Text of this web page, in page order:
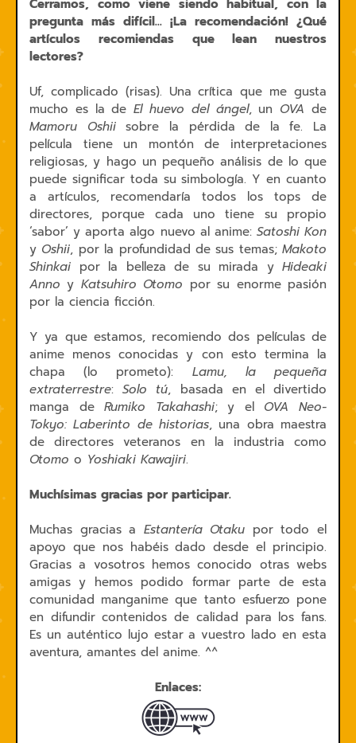
Cerramos, como viene siendo habitual, con la
pregunta más difícil... ¡La recomendación! ¿Qué
artículos recomiendas que lean nuestros
lectores?
Uf, complicado (risas). Una crítica que me gusta
mucho es la deEl huevo del ángel, un OVA de
Mamoru Oshiisobre la pérdida de la fe. La
película tiene un montón de interpretaciones
religiosas, y hago un pequeño análisis de lo que
puede significar toda su simbología. Y en cuanto
a artículos, recomendaría todos los tops de
directores, porque cada uno tiene su propio
‘sabor’ y aporta algo nuevo al anime: Satoshi Kon
y Oshii, por la profundidad de sus temas; Makoto
Shinkai por la belleza de su mirada y Hideaki
Annoy Katsuhiro Otomo por su enorme pasión
por la ciencia ficción.
Y ya que estamos, recomiendo dos películas de
anime menos conocidas y con esto termina la
chapa (lo prometo): Lamu, la pequeña
extraterrestre:Solo tú, basada en el divertido
manga deRumiko Takahashi; y el OVA Neo-
Tokyo: Laberinto de historias, una obra maestra
de directores veteranos en la industria como
Otomo o Yoshiaki Kawajiri.
Muchísimas gracias por participar.
Muchas gracias a Estantería Otaku por todo el
apoyo que nos habéis dado desde el principio.
Gracias a vosotros hemos conocido otras webs
amigas y hemos podido formar parte de esta
comunidad manganime que tanto esfuerzo pone
en difundir contenidos de calidad para los fans.
Es un auténtico lujo estar a vuestro lado en esta
aventura, amantes del anime. ^^
Enlaces: